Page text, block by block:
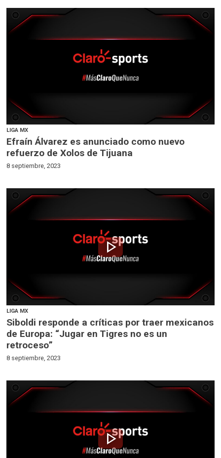
LIGA MX
Efraín Álvarez es anunciado como nuevo
refuerzo de Xolos de Tijuana
8 septiembre, 2023
play_arrow
LIGA MX
Siboldi responde a críticas por traer mexicanos
de Europa: “Jugar en Tigres no es un
retroceso”
8 septiembre, 2023
play_arrow